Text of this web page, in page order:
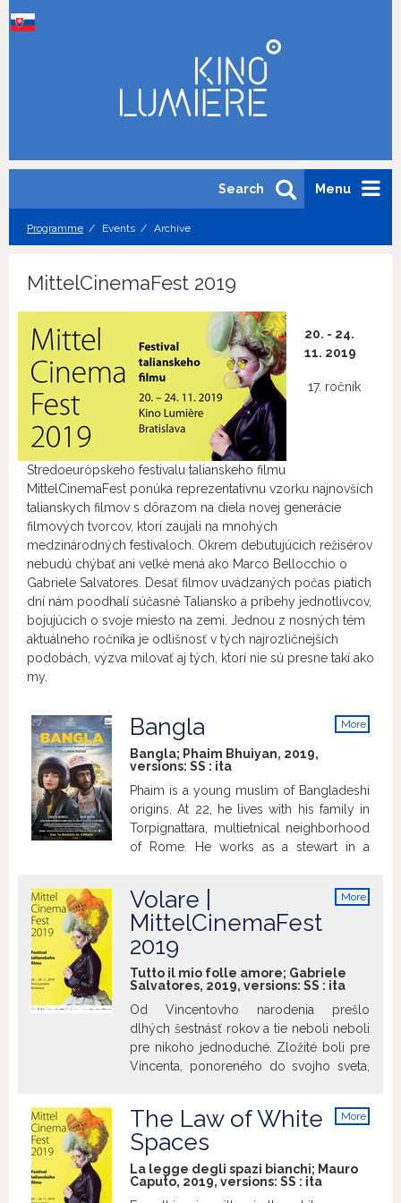
Menu
Search
Programme Events Archive
MittelCinemaFest 2019
20. - 24.
11. 2019
17. ročník
Stredoeurópskeho festivalu talianskeho filmu
MittelCinemaFest ponúka reprezentatívnu vzorku najnovších
talianskych filmov s dôrazom na diela novej generácie
filmových tvorcov, ktorí zaujali na mnohých
medzinárodných festivaloch. Okrem debutujúcich režisérov
nebudú chýbať ani veľké mená ako Marco Bellocchio o
Gabriele Salvatores. Desať filmov uvádzaných počas piatich
dní nám poodhalí súčasné Taliansko a príbehy jednotlivcov,
bojujúcich o svoje miesto na zemi. Jednou z nosných tém
aktuálneho ročníka je odlišnosť v tých najrozličnejších
podobách, výzva milovať aj tých, ktorí nie sú presne takí ako
my.
More
Bangla
Bangla; Phaim Bhuiyan, 2019,
versions: SS : ita
Phaim is a young muslim of Bangladeshi
origins. At 22, he lives with his family in
Torpignattara, multietnical neighborhood
of Rome. He works as a stewart in a
supposed to play, Phaim meets Asia, a
girl that is his exact opposite: pure
instinct, no rules. Between the two it is a
sudden attraction and Phaim will need to
understand how to reconcile his love for
Islam: no sex before the wedding night.
More
Volare |
MittelCinemaFest
2019
Tutto il mio folle amore; Gabriele
Salvatores, 2019, versions: SS : ita
Od Vincentovho narodenia prešlo
dlhých šestnásť rokov a tie neboli neboli
pre nikoho jednoduché. Zložité boli pre
Vincenta, ponoreného do svojho sveta,
chlapcovým biologickým otcom a
kedysi chcel byť spevákom bez
záväzkov a vyhraneného štýlu. Jedného
večera sa konečne rozhodne spoznať
svojho nepoznaného syna, zistí však, že
More
The Law of White
Spaces
La legge degli spazi bianchi; Mauro
Caputo, 2019, versions: SS : ita